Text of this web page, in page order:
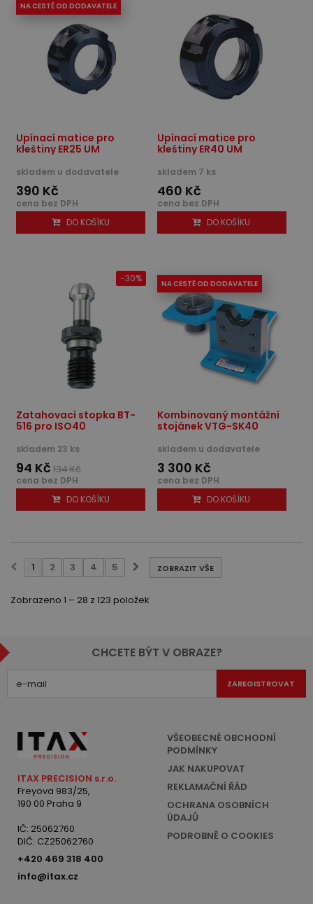
NA CESTĚ OD DODAVATELE
Upínací matice pro
kleštiny ER25 UM
skladem u dodavatele
390 Kč
cena bez DPH
DO KOŠÍKU
Upínací matice pro
kleštiny ER40 UM
skladem 7 ks
460 Kč
cena bez DPH
DO KOŠÍKU
Zatahovací stopka BT-
516 pro ISO40
skladem 23 ks
94 Kč 134 Kč
-30%
cena bez DPH
DO KOŠÍKU
NA CESTĚ OD DODAVATELE
Kombinovaný montážní
stojánek VTG-SK40
skladem u dodavatele
3 300 Kč
cena bez DPH
DO KOŠÍKU
ZOBRAZIT VŠE
1 2 3 4 5
Zobrazeno 1 – 28 z 123 položek
CHCETE BÝT V OBRAZE?
ZAREGISTROVAT
ITAX PRECISION s.r.o.
Freyova 983/25,
190 00 Praha 9
IČ: 25062760
DIČ: CZ25062760
+420 469 318 400
info@itax.cz
VŠEOBECNÉ OBCHODNÍ
PODMÍNKY
JAK NAKUPOVAT
REKLAMAČNÍ ŘÁD
OCHRANA OSOBNÍCH
ÚDAJŮ
PODROBNĚ O COOKIES